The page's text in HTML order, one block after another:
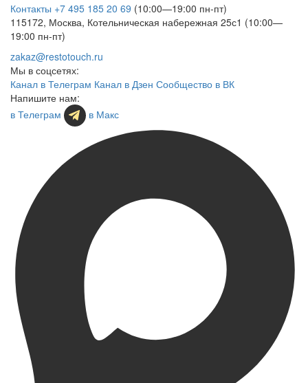
Контакты +7 495 185 20 69 (10:00—19:00 пн-пт)
115172, Москва, Котельническая набережная 25с1 (10:00—
19:00 пн-пт)
zakaz@restotouch.ru
Мы в соцсетях:
Канал в Телеграм Канал в Дзен Сообщество в ВК
Напишите нам:
в Телеграм
в Макс